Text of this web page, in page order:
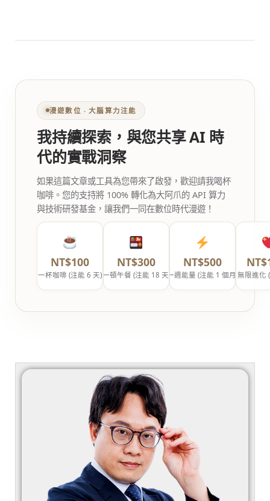
漫遊數位 ‧ 大腦算力注能
我持續探索，與您共享 AI 時
代的實戰洞察
如果這篇文章或工具為您帶來了啟發，歡迎請我喝杯
咖啡。您的支持將 100% 轉化為大阿爪的 API 算力
與技術研發基金，讓我們一同在數位時代漫遊！
NT$100
一杯咖啡 (注能 6 天)
NT$300
一頓午餐 (注能 18 天)
NT$500
一週能量 (注能 1 個月)無限進化